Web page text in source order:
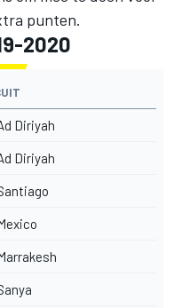
punten.
2020
Diriyah
Diriyah